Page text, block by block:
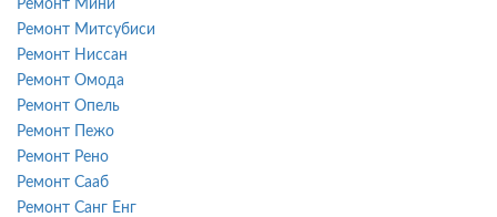
Ремонт Мини
Ремонт Митсубиси
Ремонт Ниссан
Ремонт Омода
Ремонт Опель
Ремонт Пежо
Ремонт Рено
Ремонт Сааб
Ремонт Санг Енг